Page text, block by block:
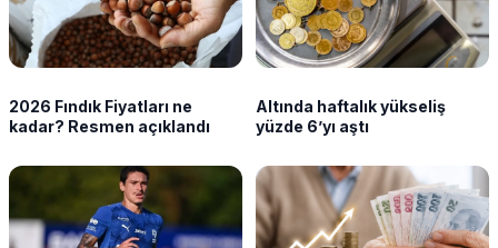
2026 Fındık Fiyatları ne
kadar? Resmen açıklandı
Altında haftalık yükseliş
yüzde 6’yı aştı